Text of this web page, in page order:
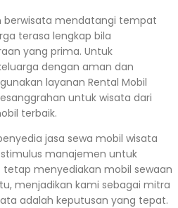
berwisata mendatangi tempat
terasa lengkap bila
yang prima. Untuk
dengan aman dan
layanan Rental Mobil
untuk wisata dari
terbaik.
jasa sewa mobil wisata
manajemen untuk
menyediakan mobil sewaan
menjadikan kami sebagai mitra
adalah keputusan yang tepat.